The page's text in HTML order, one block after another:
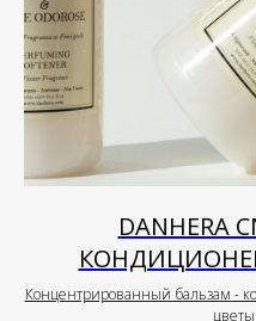
Концентрированный бальзам -